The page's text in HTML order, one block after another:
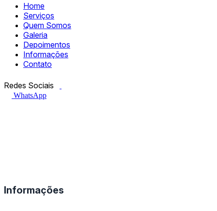
Home
Serviços
Quem Somos
Galeria
Depoimentos
Informações
Contato
Redes Sociais
WhatsApp
Informações